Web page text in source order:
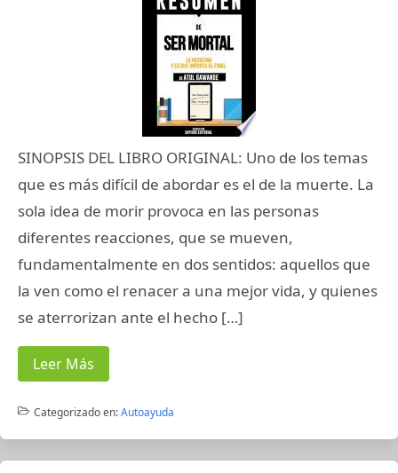
SINOPSIS DEL LIBRO ORIGINAL: Uno de los temas
que es más difícil de abordar es el de la muerte. La
sola idea de morir provoca en las personas
diferentes reacciones, que se mueven,
fundamentalmente en dos sentidos: aquellos que
la ven como el renacer a una mejor vida, y quienes
se aterrorizan ante el hecho […]
Leer Más
Categorizado en:Autoayuda